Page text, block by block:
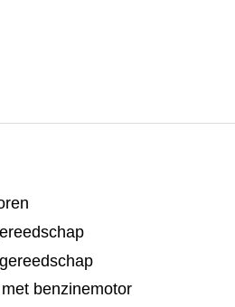
benzinemotor